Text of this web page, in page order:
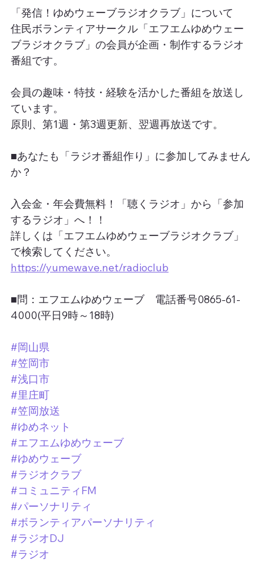
「発信！ゆめウェーブラジオクラブ」について
住民ボランティアサークル「エフエムゆめウェー
ブラジオクラブ」の会員が企画・制作するラジオ
番組です。
会員の趣味・特技・経験を活かした番組を放送し
ています。
原則、第1週・第3週更新、翌週再放送です。
■あなたも「ラジオ番組作り」に参加してみません
か？
入会金・年会費無料！「聴くラジオ」から「参加
するラジオ」へ！！
詳しくは「エフエムゆめウェーブラジオクラブ」
で検索してください。
https://yumewave.net/radioclub
■問：エフエムゆめウェーブ　電話番号0865-61-
4000(平日9時～18時)
#岡山県
#笠岡市
#浅口市
#里庄町
#笠岡放送
#ゆめネット
#エフエムゆめウェーブ
#ゆめウェーブ
#ラジオクラブ
#コミュニティFM
#パーソナリティ
#ボランティアパーソナリティ
#ラジオDJ
#ラジオ